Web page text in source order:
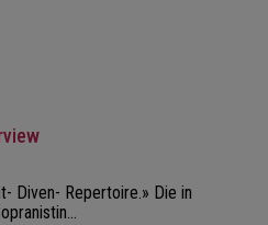
Diven- Repertoire.» Die in